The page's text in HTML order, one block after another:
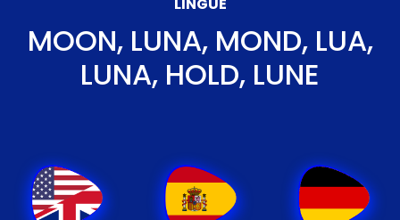
LINGUE
MOON, LUNA, MOND, LUA,
LUNA, HOLD, LUNE